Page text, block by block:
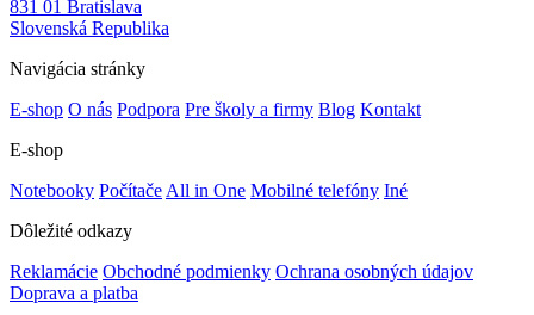
831 01 Bratislava
Slovenská Republika
Navigácia stránky
E-shop O nás Podpora Pre školy a firmy Blog Kontakt
E-shop
Notebooky Počítače All in One Mobilné telefóny Iné
Dôležité odkazy
Reklamácie Obchodné podmienky Ochrana osobných údajov
Doprava a platba